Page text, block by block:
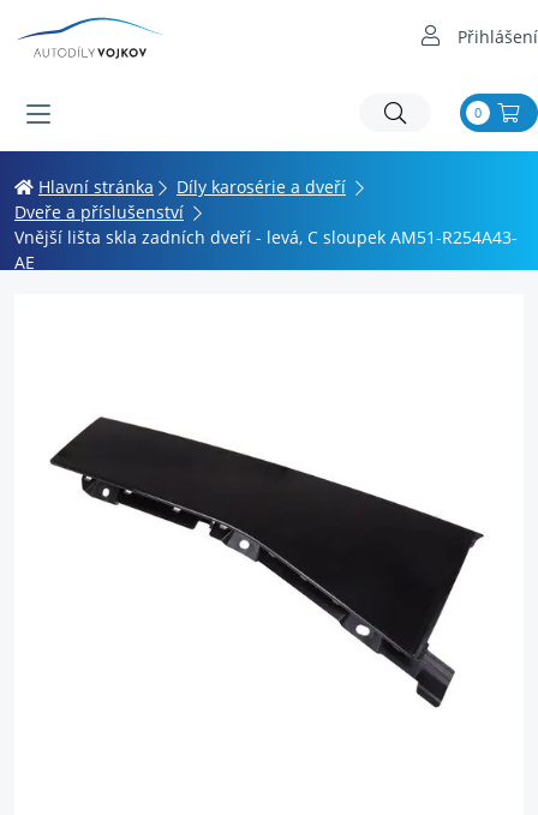
Přihlášení
0
Hlavní stránka
Díly karosérie a dveří
Dveře a příslušenství
Vnější lišta skla zadních dveří - levá, C sloupek AM51-R254A43-
AE